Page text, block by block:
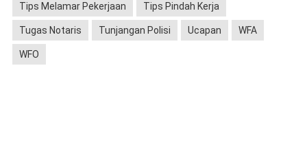
Tips Melamar Pekerjaan Tips Pindah Kerja
Tugas Notaris Tunjangan Polisi Ucapan WFA
WFO